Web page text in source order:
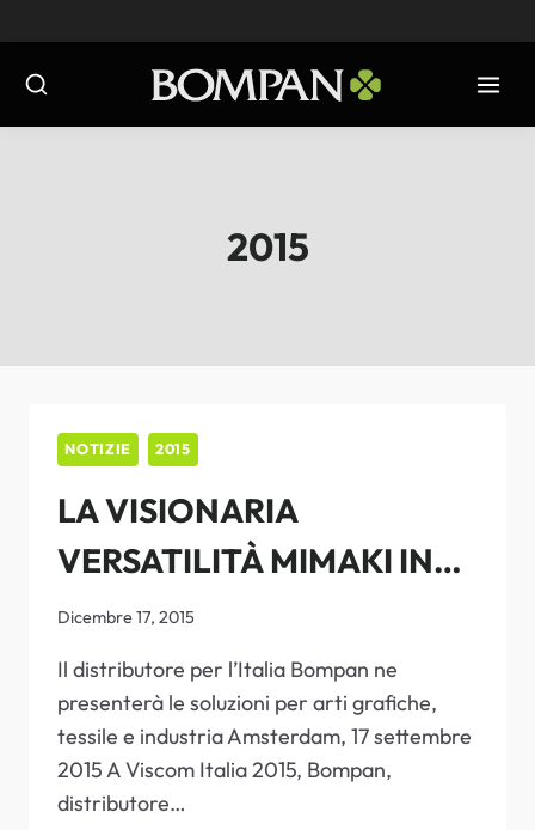
al
contenuto
2015
NOTIZIE 2015
LA VISIONARIA
VERSATILITÀ MIMAKI IN
MOSTRA A VISCOM ITALIA
2015
Dicembre 17, 2015
Il distributore per l’Italia Bompan ne
presenterà le soluzioni per arti grafiche,
tessile e industria Amsterdam, 17 settembre
2015 A Viscom Italia 2015, Bompan,
distributore…